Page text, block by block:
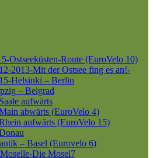
Ostseeküsten-Route (EuroVelo 10)
2013-Mit der Ostsee fing es an!-
Helsinki – Berlin
– Belgrad
aufwärts
abwärts (EuroVelo 4)
aufwärts (EuroVelo 15)
– Basel (Eurovelo 6)
Die Mosel7